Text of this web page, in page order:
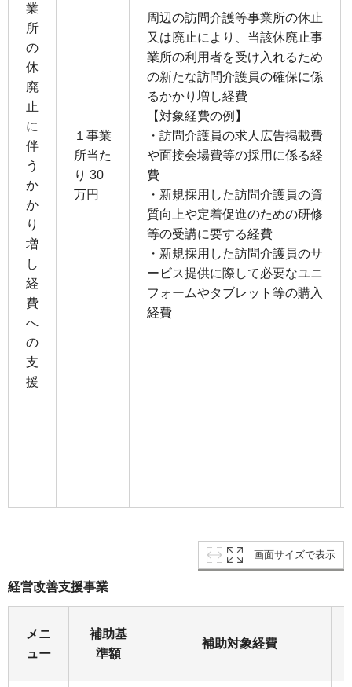
業
所
の
休
廃
止
に
伴
う
か
か
り
増
し
経
費
へ
の
支
援
１事業
所当た
り 30
万円
周辺の訪問介護等事業所の休止
又は廃止により、当該休廃止事
業所の利用者を受け入れるため
の新たな訪問介護員の確保に係
るかかり増し経費
【対象経費の例】
・訪問介護員の求人広告掲載費
や面接会場費等の採用に係る経
費
・新規採用した訪問介護員の資
質向上や定着促進のための研修
等の受講に要する経費
・新規採用した訪問介護員のサ
ービス提供に際して必要なユニ
フォームやタブレット等の購入
経費
画面サイズで表示
経営改善支援事業
メニ
ュー
補助基
準額
補助対象経費